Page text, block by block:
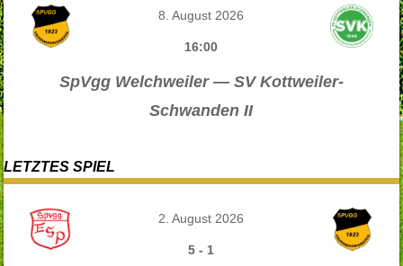
8. August 2026
16:00
SpVgg Welchweiler — SV Kottweiler-
Schwanden II
LETZTES SPIEL
2. August 2026
5 - 1